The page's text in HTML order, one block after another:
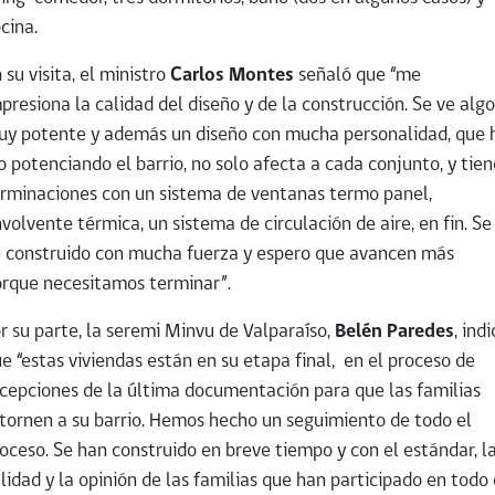
su visita, el ministro Carlos Montes señaló que “me
la calidad del diseño y de la construcción. Se ve algo
potente y además un diseño con mucha personalidad, que
potenciando el barrio, no solo afecta a cada conjunto, y
con un sistema de ventanas termo panel,
térmica, un sistema de circulación de aire, en fin. Se
construido con mucha fuerza y espero que avancen más
necesitamos terminar”.
su parte, la seremi Minvu de Valparaíso, Belén Paredes,
“estas viviendas están en su etapa final, en el proceso de
de la última documentación para que las familias
a su barrio. Hemos hecho un seguimiento de todo el
Se han construido en breve tiempo y con el estándar, la
y la opinión de las familias que han participado en todo